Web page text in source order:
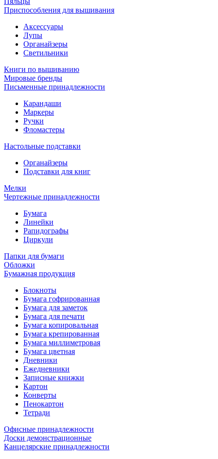
Приспособления для вышивания
Аксессуары
Лупы
Органайзеры
Светильники
Книги по вышиванию
Мировые бренды
Письменные принадлежности
Карандаши
Маркеры
Ручки
Фломастеры
Настольные подставки
Органайзеры
Подставки для книг
Мелки
Чертежные принадлежности
Бумага
Линейки
Рапидографы
Циркули
Папки для бумаги
Обложки
Бумажная продукция
Блокноты
Бумага гофрированная
Бумага для заметок
Бумага для печати
Бумага копировальная
Бумага крепированная
Бумага миллиметровая
Бумага цветная
Дневники
Ежедневники
Записные книжки
Картон
Конверты
Пенокартон
Тетради
Офисные принадлежности
Доски демонстрационные
Канцелярские принадлежности